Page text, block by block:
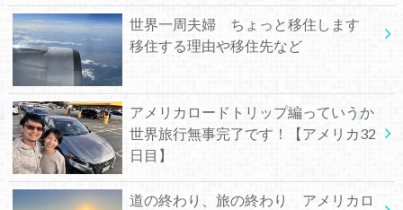
世界一周夫婦 ちょっと移住します
移住する理由や移住先など
アメリカロードトリップ編っていうか
世界旅行無事完了です！【アメリカ32
日目】
道の終わり、旅の終わり アメリカロ